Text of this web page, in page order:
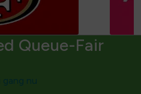
Queue-Fair